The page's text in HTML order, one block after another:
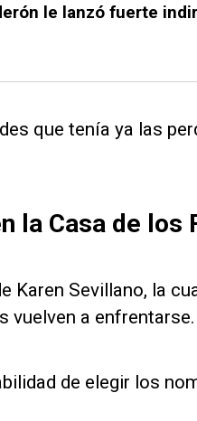
le lanzó fuerte
que tenía ya las
la Casa de los
Karen Sevillano, la
vuelven a enfrentarse.
de elegir los